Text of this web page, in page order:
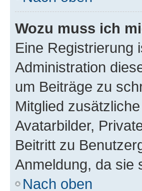
Wozu muss ich
Eine Registrierung
Administration
um Beiträge zu
Mitglied
Avatarbilder,
Beitritt zu
Anmeldung, da sie
Nach oben